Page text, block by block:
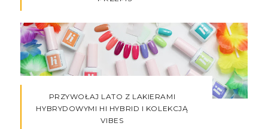
PRZYWOŁAJ LATO Z LAKIERAMI
HYBRYDOWYMI HI HYBRID I KOLEKCJĄ
VIBES